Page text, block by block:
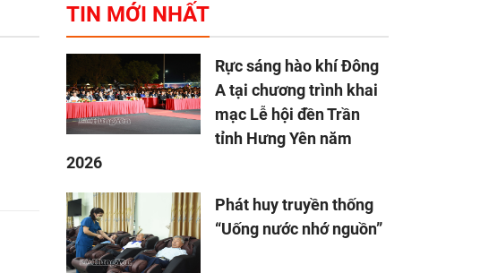
TIN MỚI NHẤT
Rực sáng hào khí Đông
A tại chương trình khai
mạc Lễ hội đền Trần
tỉnh Hưng Yên năm
2026
Phát huy truyền thống
“Uống nước nhớ nguồn”